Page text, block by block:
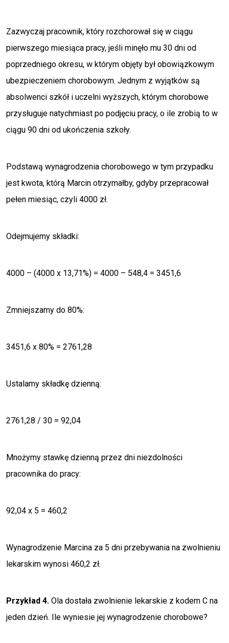
Zazwyczaj pracownik, który rozchorował się w ciągu
pierwszego miesiąca pracy, jeśli minęło mu 30 dni od
poprzedniego okresu, w którym objęty był obowiązkowym
ubezpieczeniem chorobowym. Jednym z wyjątków są
absolwenci szkół i uczelni wyższych, którym chorobowe
przysługuje natychmiast po podjęciu pracy, o ile zrobią to w
ciągu 90 dni od ukończenia szkoły.
Podstawą wynagrodzenia chorobowego w tym przypadku
jest kwota, którą Marcin otrzymałby, gdyby przepracował
pełen miesiąc, czyli 4000 zł.
Odejmujemy składki:
4000 – (4000 x 13,71%) = 4000 – 548,4 = 3451,6
Zmniejszamy do 80%:
3451,6 x 80% = 2761,28
Ustalamy składkę dzienną:
2761,28 / 30 = 92,04
Mnożymy stawkę dzienną przez dni niezdolności
pracownika do pracy:
92,04 x 5 = 460,2
Wynagrodzenie Marcina za 5 dni przebywania na zwolnieniu
lekarskim wynosi 460,2 zł.
Przykład 4. Ola dostała zwolnienie lekarskie z kodem C na
jeden dzień. Ile wyniesie jej wynagrodzenie chorobowe?